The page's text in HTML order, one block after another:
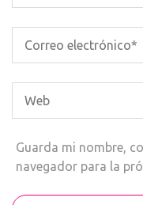
Guarda mi nombre,
navegador para la